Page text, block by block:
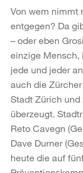
Von wem nimmt
entgegen? Da
– oder eben
einzige Mensch,
jede und jeder
auch die
Stadt Zürich
überzeugt.
Reto Cavegn
Dave Durner
heute die auf